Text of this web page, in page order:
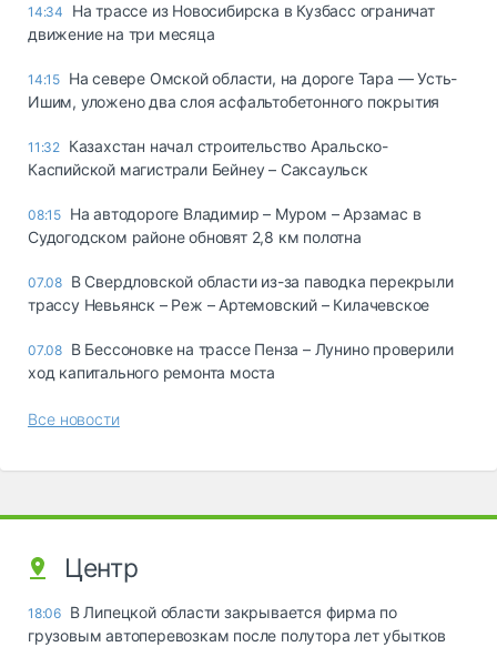
14:34
На трассе из Новосибирска в Кузбасс ограничат
движение на три месяца
14:15 На севере Омской области, на дороге Тара — Усть-
Ишим, уложено два слоя асфальтобетонного покрытия
11:32 Казахстан начал строительство Аральско-
Каспийской магистрали Бейнеу – Саксаульск
08:15 На автодороге Владимир – Муром – Арзамас в
Судогодском районе обновят 2,8 км полотна
07.08 В Свердловской области из-за паводка перекрыли
трассу Невьянск – Реж – Артемовский – Килачевское
07.08 В Бессоновке на трассе Пенза – Лунино проверили
ход капитального ремонта моста
Все новости
Центр
18:06 В Липецкой области закрывается фирма по
грузовым автоперевозкам после полутора лет убытков